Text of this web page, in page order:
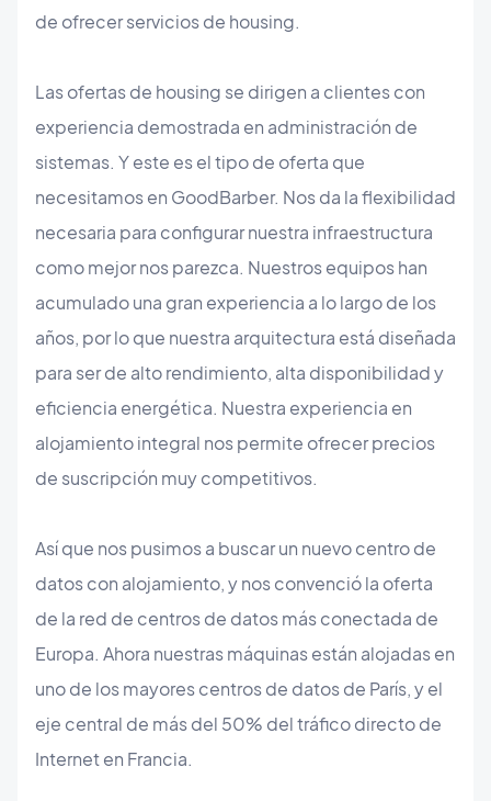
de ofrecer servicios de housing.
Las ofertas de housing se dirigen a clientes con
experiencia demostrada en administración de
sistemas. Y este es el tipo de oferta que
necesitamos en GoodBarber. Nos da la flexibilidad
necesaria para configurar nuestra infraestructura
como mejor nos parezca. Nuestros equipos han
acumulado una gran experiencia a lo largo de los
años, por lo que nuestra arquitectura está diseñada
para ser de alto rendimiento, alta disponibilidad y
eficiencia energética. Nuestra experiencia en
alojamiento integral nos permite ofrecer precios
de suscripción muy competitivos.
Así que nos pusimos a buscar un nuevo centro de
datos con alojamiento, y nos convenció la oferta
de la red de centros de datos más conectada de
Europa. Ahora nuestras máquinas están alojadas en
uno de los mayores centros de datos de París, y el
eje central de más del 50% del tráfico directo de
Internet en Francia.